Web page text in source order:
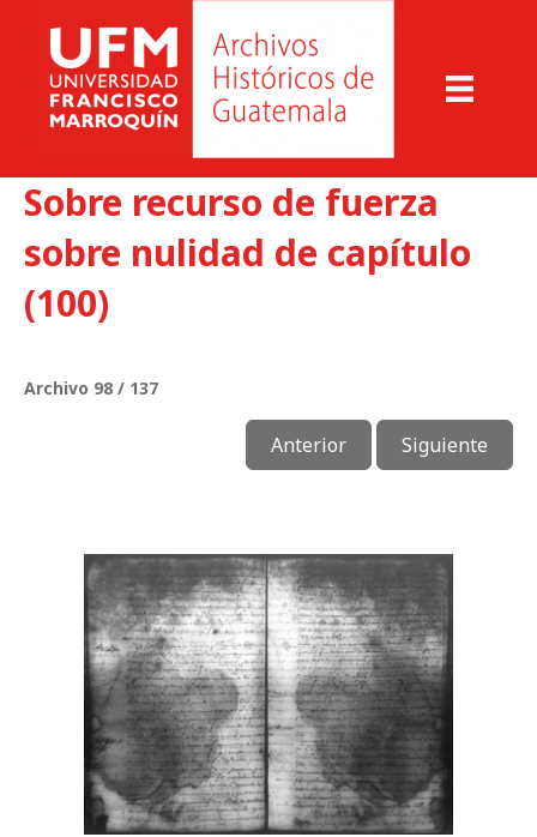
Sobre recurso de fuerza
sobre nulidad de capítulo
(100)
Archivo 98 / 137
Anterior Siguiente